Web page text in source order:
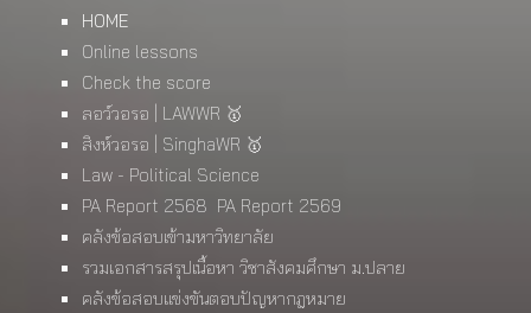
HOME
Online lessons
Check the score
ลอว์วอรอ | LAWWR 🥇
สิงห์วอรอ | SinghaWR 🥇
Law - Political Science
PA Report 2568 PA Report 2569
คลังข้อสอบเข้ามหาวิทยาลัย
รวมเอกสารสรุปเนื้อหา วิชาสังคมศึกษา ม.ปลาย
คลังข้อสอบแข่งขันตอบปัญหากฎหมาย